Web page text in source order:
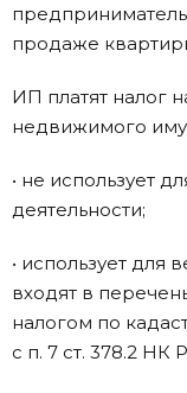
продаже
ИП платят налог
недвижимого
• не использует
деятельности;
• использует для
входят в
налогом по
с п. 7 ст. 378.2 НК